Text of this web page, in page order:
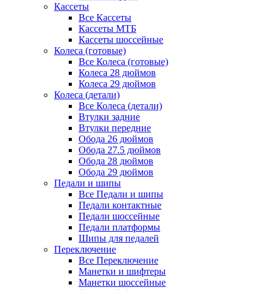
Кассеты
Все Кассеты
Кассеты МТБ
Кассеты шоссейные
Колеса (готовые)
Все Колеса (готовые)
Колеса 28 дюймов
Колеса 29 дюймов
Колеса (детали)
Все Колеса (детали)
Втулки задние
Втулки передние
Обода 26 дюймов
Обода 27.5 дюймов
Обода 28 дюймов
Обода 29 дюймов
Педали и шипы
Все Педали и шипы
Педали контактные
Педали шоссейные
Педали платформы
Шипы для педалей
Переключение
Все Переключение
Манетки и шифтеры
Манетки шоссейные